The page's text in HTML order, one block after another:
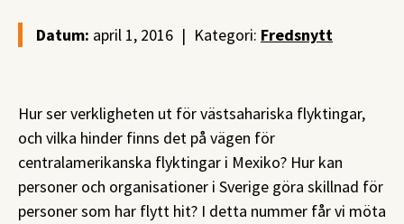
Datum: april 1, 2016 | Kategori: Fredsnytt
Hur ser verkligheten ut för västsahariska flyktingar,
och vilka hinder finns det på vägen för
centralamerikanska flyktingar i Mexiko? Hur kan
personer och organisationer i Sverige göra skillnad för
personer som har flytt hit? I detta nummer får vi möta